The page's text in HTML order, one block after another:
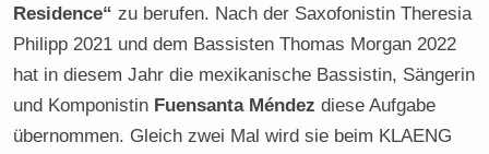
Residence“zu berufen. Nach der Saxofonistin Theresia
Philipp 2021 und dem Bassisten Thomas Morgan 2022
hat in diesem Jahr die mexikanische Bassistin, Sängerin
und Komponistin Fuensanta Méndez diese Aufgabe
übernommen. Gleich zwei Mal wird sie beim KLAENG